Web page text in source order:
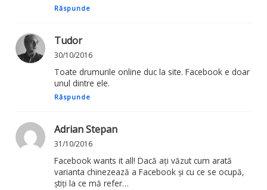
Răspunde
Tudor
30/10/2016
Toate drumurile online duc la site. Facebook e doar
unul dintre ele.
Răspunde
Adrian Stepan
31/10/2016
Facebook wants it all! Dacă ați văzut cum arată
varianta chinezează a Facebook și cu ce se ocupă,
știți la ce mă refer…